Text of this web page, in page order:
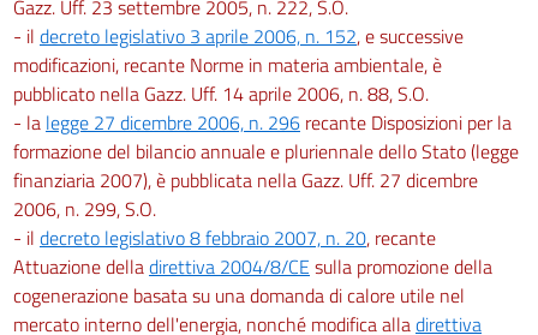
Gazz. Uff. 23 settembre 2005, n. 222, S.O.
- il decreto legislativo 3 aprile 2006, n. 152, e successive
modificazioni, recante Norme in materia ambientale, è
pubblicato nella Gazz. Uff. 14 aprile 2006, n. 88, S.O.
- la legge 27 dicembre 2006, n. 296 recante Disposizioni per la
formazione del bilancio annuale e pluriennale dello Stato (legge
finanziaria 2007), è pubblicata nella Gazz. Uff. 27 dicembre
2006, n. 299, S.O.
- il decreto legislativo 8 febbraio 2007, n. 20, recante
Attuazione delladirettiva 2004/8/CE sulla promozione della
cogenerazione basata su una domanda di calore utile nel
mercato interno dell'energia, nonché modifica alladirettiva